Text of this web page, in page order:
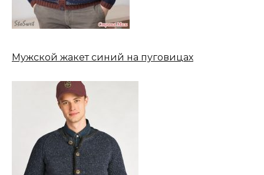
Мужской жакет синий на пуговицах